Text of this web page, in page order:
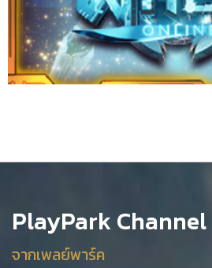
PlayPark Channel
จากเพลย์พาร์ค